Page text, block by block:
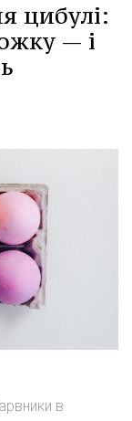
цибулі:
— і
в